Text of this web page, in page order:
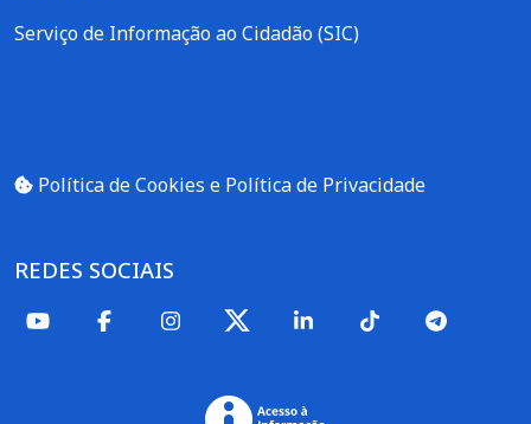
Serviço de Informação ao Cidadão (SIC)
Política de Cookies e Política de Privacidade
REDES SOCIAIS